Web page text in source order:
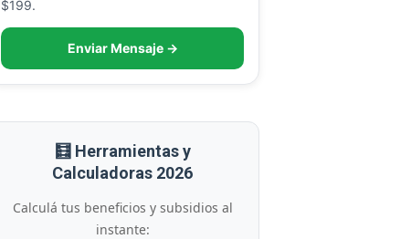
$199.
Enviar Mensaje →
🧮 Herramientas y
Calculadoras 2026
Calculá tus beneficios y subsidios al
instante: